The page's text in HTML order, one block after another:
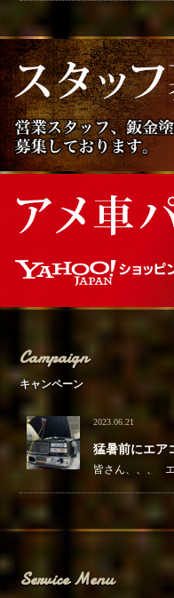
Campaign
キャンペーン
2023.06.21
猛暑前にエア
皆さん、、、
Service Menu